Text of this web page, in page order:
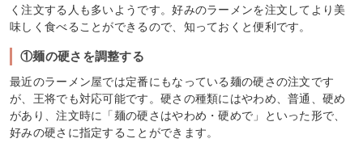
く注文する人も多いようです。好みのラーメンを注文してより美
味しく食べることができるので、知っておくと便利です。
①麺の硬さを調整する
最近のラーメン屋では定番にもなっている麺の硬さの注文です
が、王将でも対応可能です。硬さの種類にはやわめ、普通、硬め
があり、注文時に「麺の硬さはやわめ・硬めで」といった形で、
好みの硬さに指定することができます。